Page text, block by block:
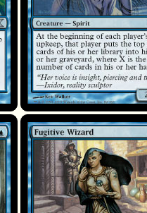
Sorcier fugitif